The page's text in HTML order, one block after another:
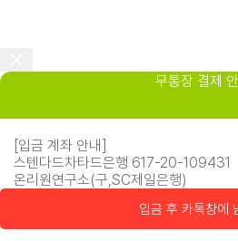
무통장 결제
[입금 계좌 안내]
스텐다드차타드은행 617-20-109431
온리원연구소(구,SC제일은행)
입금 후 카톡창에